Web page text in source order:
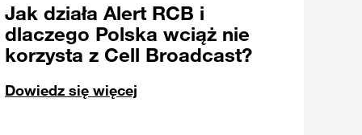
Jak działa Alert RCB i
dlaczego Polska wciąż nie
korzysta z Cell Broadcast?
Dowiedz się więcej